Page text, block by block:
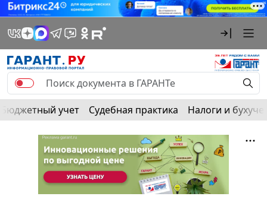
Бюджетный учет Судебная практика Налоги и